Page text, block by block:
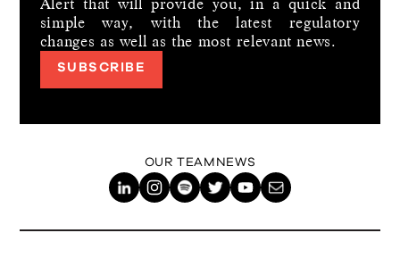
simple way, with the latest regulatory
changes as well as the most relevant news.
SUBSCRIBE
OUR TEAM NEWS